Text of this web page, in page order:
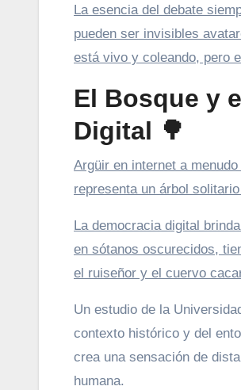
La esencia del debate
pueden ser invisibles
está vivo y coleando, pero
El Bosque y
Digital 🌳
Argüir en internet a
representa un árbol
La democracia digital
en sótanos oscurecidos,
el ruiseñor y el cuervo
Un estudio de la
contexto histórico y del
crea una sensación de
humana.